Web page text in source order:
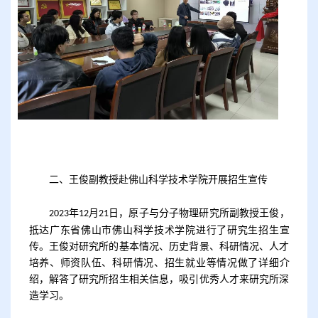
二、 王俊副教授赴佛山科学技术学院开展招生宣传
2023年12月21 日，原子与分子物理研究所副教授王俊，
抵达广东省佛山市佛山科学技术学院进行了研究生招生宣
传。王俊对研究所的基本情况、历史背景、科研情况、人才
培养、师资队伍、科研情况、招生就业等情况做了详细介
绍，解答了研究所招生相关信息，吸引优秀人才来研究所深
造学习。